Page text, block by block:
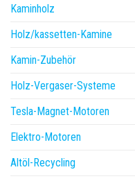
Kaminholz
Holz/kassetten-Kamine
Kamin-Zubehör
Holz-Vergaser-Systeme
Tesla-Magnet-Motoren
Elektro-Motoren
Altöl-Recycling